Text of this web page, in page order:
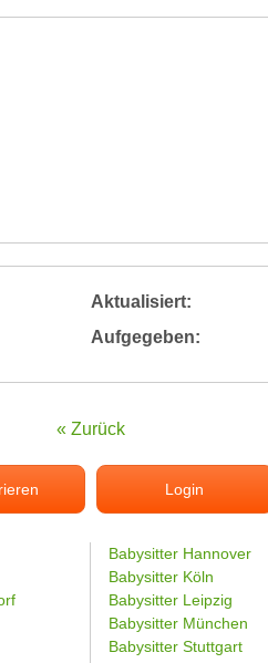
Aktualisiert:
Aufgegeben:
« Zurück
Login
Babysitter Hannover
Babysitter Köln
Babysitter Leipzig
Babysitter München
Babysitter Stuttgart